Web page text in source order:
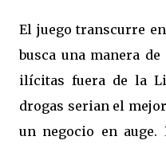
El juego transcurre
busca una manera
ilícitas fuera de la
drogas serian el
un negocio en auge.